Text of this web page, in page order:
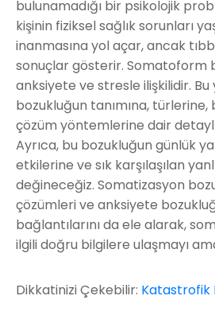
bulunamadığı bir psikolojik
kişinin fiziksel sağlık sorunları
inanmasına yol açar, ancak
sonuçlar gösterir. Somatoform
anksiyete ve stresle ilişkilidir.
bozukluğun tanımına,
çözüm yöntemlerine dair
Ayrıca, bu bozukluğun günlük
etkilerine ve sık karşılaşılan
değineceğiz. Somatizasyon
çözümleri ve anksiyete
bağlantılarını da ele alarak,
ilgili doğru bilgilere ulaşmayı
Dikkatinizi Çekebilir: Katastrofik